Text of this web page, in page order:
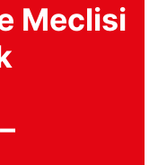
Meclisi